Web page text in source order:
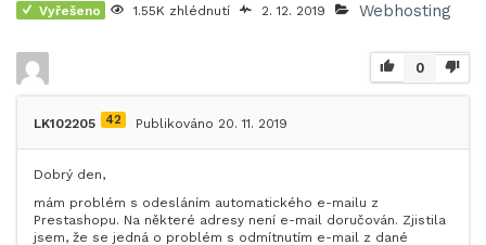
Vyřešeno 1.55K zhlédnutí 2. 12. 2019 Webhosting
0
LK102205 42 Publikováno 20. 11. 2019
Dobrý den,
mám problém s odesláním automatického e-mailu z
Prestashopu. Na některé adresy není e-mail doručován. Zjistila
jsem, že se jedná o problém s odmítnutím e-mail z dané